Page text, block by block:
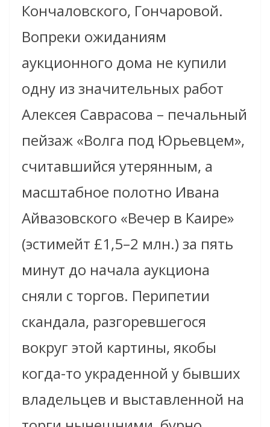
Кончаловского, Гончаровой.
Вопреки ожиданиям
аукционного дома не купили
одну из значительных работ
Алексея Саврасова – печальный
пейзаж «Волга под Юрьевцем»,
считавшийся утерянным, а
масштабное полотно Ивана
Айвазовского «Вечер в Каире»
(эстимейт £1,5–2 млн.) за пять
минут до начала аукциона
сняли с торгов. Перипетии
скандала, разгоревшегося
вокруг этой картины, якобы
когда-то украденной у бывших
владельцев и выставленной на